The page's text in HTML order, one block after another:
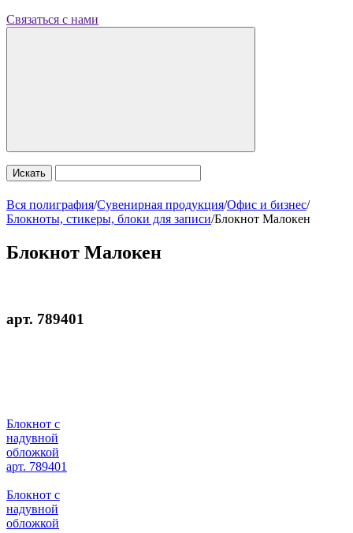
Связаться с нами
Искать
Вся полиграфия/Сувенирная продукция/Офис и бизнес/
Блокноты, стикеры, блоки для записи/Блокнот Малокен
Блокнот Малокен
арт. 789401
Блокнот с
надувной
обложкой
арт. 789401
Блокнот с
надувной
обложкой